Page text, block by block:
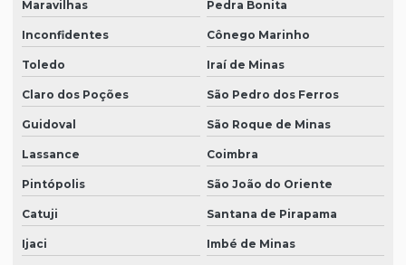
Maravilhas Pedra Bonita
Inconfidentes Cônego Marinho
Toledo Iraí de Minas
Claro dos Poções São Pedro dos Ferros
Guidoval São Roque de Minas
Lassance Coimbra
Pintópolis São João do Oriente
Catuji Santana de Pirapama
Ijaci Imbé de Minas